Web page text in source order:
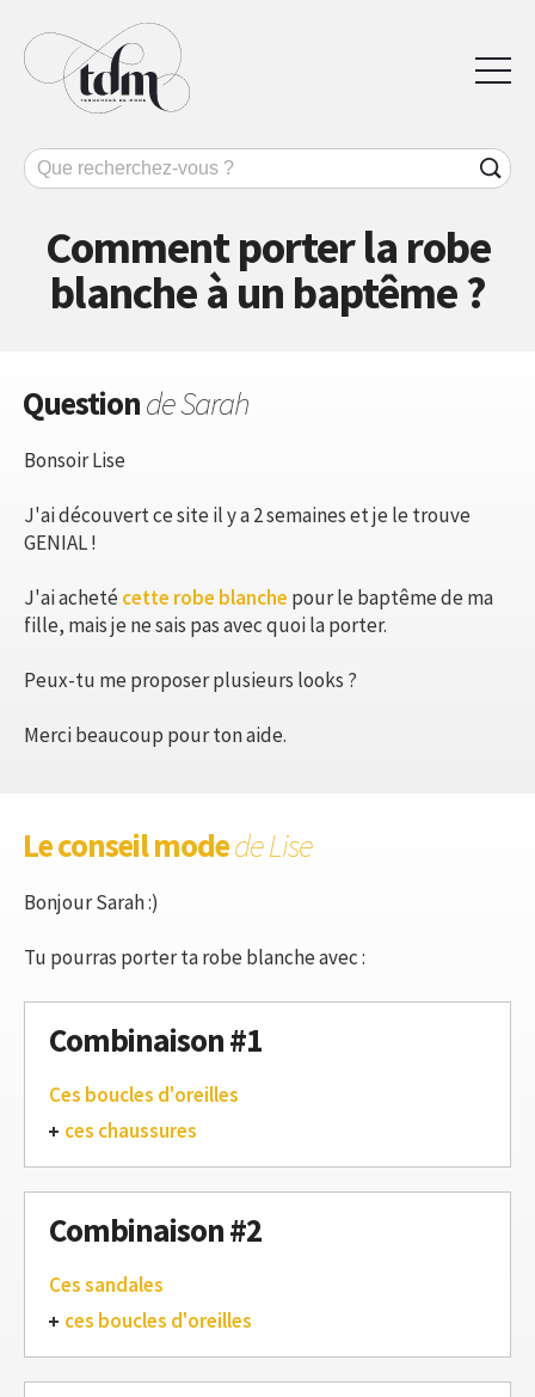
Comment porter la robe
blanche à un baptême ?
Questionde Sarah
Bonsoir Lise
J'ai découvert ce site il y a 2 semaines et je le trouve
GENIAL !
J'ai acheté cette robe blanche pour le baptême de ma
fille, mais je ne sais pas avec quoi la porter.
Peux-tu me proposer plusieurs looks ?
Merci beaucoup pour ton aide.
Le conseil modede Lise
Bonjour Sarah :)
Tu pourras porter ta robe blanche avec :
Combinaison #1
Ces boucles d'oreilles
ces chaussures
Combinaison #2
Ces sandales
ces boucles d'oreilles